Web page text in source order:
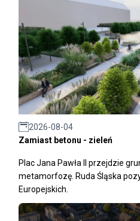
2026-08-04
Zamiast betonu - zieleń
Plac Jana Pawła II przejdzie
metamorfozę. Ruda Śląska
Europejskich.